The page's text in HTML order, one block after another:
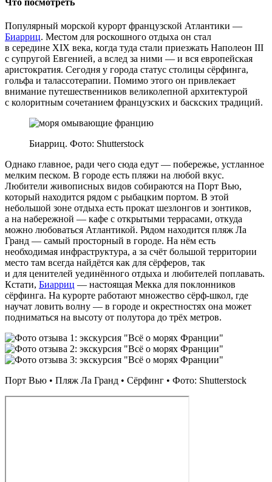
Что посмотреть
Популярный морской курорт французской Атлантики —
Биарриц. Местом для роскошного отдыха он стал
в середине XIX века, когда туда стали приезжать Наполеон III
с супругой Евгенией, а вслед за ними — и вся европейская
аристократия. Сегодня у города статус столицы сёрфинга,
гольфа и талассотерапии. Помимо этого он привлекает
внимание путешественников великолепной архитектурой
с колоритным сочетанием французских и баскских традиций.
Биарриц. Фото: Shutterstock
Однако главное, ради чего сюда едут — побережье, устланное
мелким песком. В городе есть пляжи на любой вкус.
Любители живописных видов собираются на Порт Вью,
который находится рядом с рыбацким портом. В этой
небольшой зоне отдыха есть прокат шезлонгов и зонтиков,
а на набережной — кафе с открытыми террасами, откуда
можно любоваться Атлантикой. Рядом находится пляж Ла
Гранд — самый просторный в городе. На нём есть
необходимая инфраструктура, а за счёт большой территории
место там всегда найдётся как для сёрферов, так
и для ценителей уединённого отдыха и любителей поплавать.
Кстати, Биарриц — настоящая Мекка для поклонников
сёрфинга. На курорте работают множество сёрф‑школ, где
научат ловить волну — в городе и окрестностях она может
подниматься на высоту от полутора до трёх метров.
Порт Вью • Пляж Ла Гранд • Сёрфинг • Фото: Shutterstock